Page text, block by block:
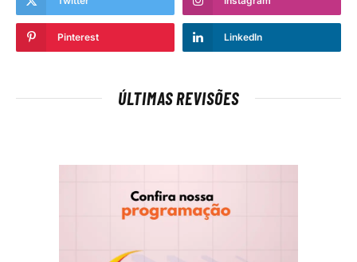
Pinterest LinkedIn
ÚLTIMAS REVISÕES